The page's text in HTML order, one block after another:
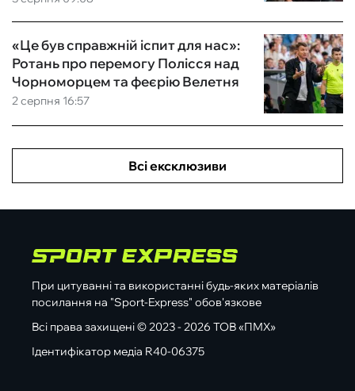
2 серпня 16:57
«Це був справжній іспит для нас»:
Ротань про перемогу Полісся над
Чорноморцем та феєрію Велетня
Всі ексклюзиви
При цитуванні та використанні будь-яких матеріалів
посилання на "Sport-Express" обов'язкове
Всі права захищені © 2023 - 2026 ТОВ «ПМХ»
Ідентифікатор медіа R40-06375